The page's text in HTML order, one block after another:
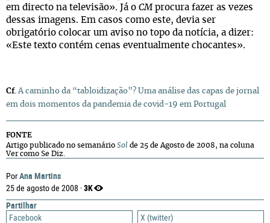
PorAna Martins
25 de agosto de 2008 ·3K
Partilhar
Facebook
X (twitter)
em directo na televisão». Já o CM procura fazer as vezes
dessas imagens. Em casos como este, devia ser
obrigatório colocar um aviso no topo da notícia, a dizer:
«Este texto contém cenas eventualmente chocantes».
Cf.A caminho da “tabloidização”? Uma análise das capas de jornal
em dois momentos da pandemia de covid-19 em Portugal
FONTE
Artigo publicado no semanário Sol de 25 de Agosto de 2008, na coluna
Ver como Se Diz